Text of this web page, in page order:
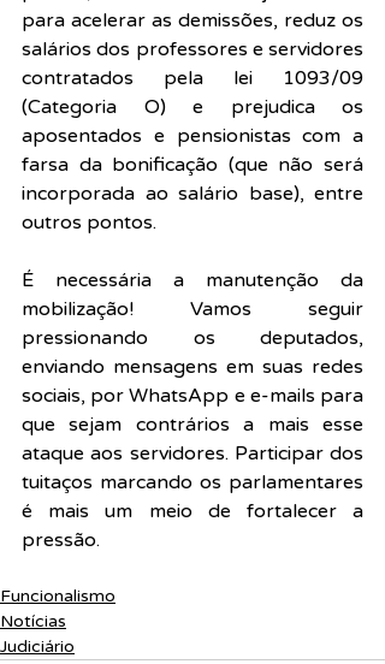
para acelerar as demissões, reduz os
salários dos professores e servidores
contratados pela lei 1093/09
(Categoria O) e prejudica os
aposentados e pensionistas com a
farsa da bonificação (que não será
incorporada ao salário base), entre
outros pontos.
É necessária a manutenção da
mobilização! Vamos seguir
pressionando os deputados,
enviando mensagens em suas redes
sociais, por WhatsApp e e-mails para
que sejam contrários a mais esse
ataque aos servidores. Participar dos
tuitaços marcando os parlamentares
é mais um meio de fortalecer a
pressão.
Funcionalismo
Notícias
Judiciário